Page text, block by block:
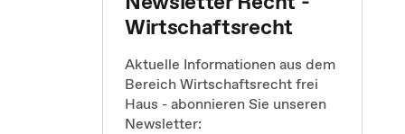
Wirtschaftsrecht
Aktuelle Informationen aus dem
Bereich Wirtschaftsrecht frei
Haus - abonnieren Sie unseren
Newsletter: